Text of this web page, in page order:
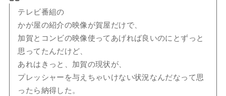
テレビ番組の
かが屋の紹介の映像が賀屋だけで、
加賀とコンビの映像使ってあげれば良いのにとずっと
思ってたんだけど、
あれはきっと、加賀の現状が、
プレッシャーを与えちゃいけない状況なんだなって思
ったら納得した。